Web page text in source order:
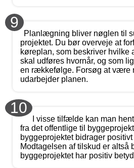
9
Planlægning bliver nøglen til
projektet. Du bør overveje at
køreplan, som beskriver hvilke
skal udføres hvornår, og som
en rækkefølge. Forsøg at være
udarbejder planen.
10
I visse tilfælde kan man
fra det offentlige til
byggeprojektet bidrager
Modtagelsen af tilskud er altså
byggeprojektet har positiv